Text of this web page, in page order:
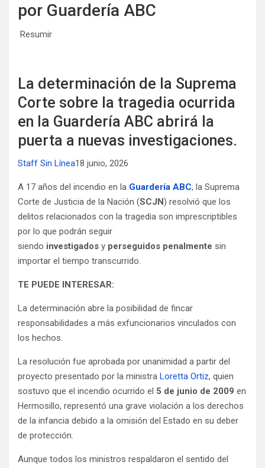
por Guardería ABC
​ Resumir
La determinación de la Suprema
Corte sobre la tragedia ocurrida
en la Guardería ABC abrirá la
puerta a nuevas investigaciones.
Staff Sin Línea18 junio, 2026
A 17 años del incendio en la Guardería ABC, la Suprema
Corte de Justicia de la Nación (SCJN) resolvió que los
delitos relacionados con la tragedia son imprescriptibles
por lo que podrán seguir
siendo investigados y perseguidos penalmente sin
importar el tiempo transcurrido.
TE PUEDE INTERESAR:
La determinación abre la posibilidad de fincar
responsabilidades a más exfuncionarios vinculados con
los hechos.
La resolución fue aprobada por unanimidad a partir del
proyecto presentado por la ministra Loretta Ortiz, quien
sostuvo que el incendio ocurrido el 5 de junio de 2009 en
Hermosillo, representó una grave violación a los derechos
de la infancia debido a la omisión del Estado en su deber
de protección.
Aunque todos los ministros respaldaron el sentido del